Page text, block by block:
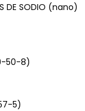
DE SODIO (nano)
50-8)
5)